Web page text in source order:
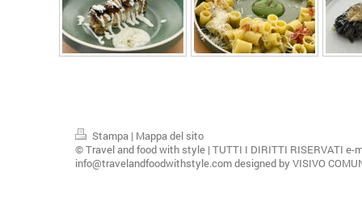
Stampa | Mappa del sito
© Travel and food with style | TUTTI I DIRITTI RISERVATI e-
info@travelandfoodwithstyle.com designed by VISIVO